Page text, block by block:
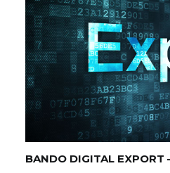
BANDO DIGITAL EXPORT